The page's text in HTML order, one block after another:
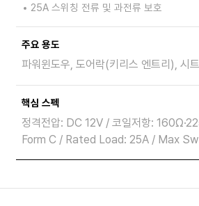
25A 스위칭 전류 및 과전류 보호
주요 용도
파워윈도우, 도어락(키리스 엔트리), 시
핵심 스펙
정격전압: DC 12V / 코일저항:
Form C / Rated Load: 25A / Max